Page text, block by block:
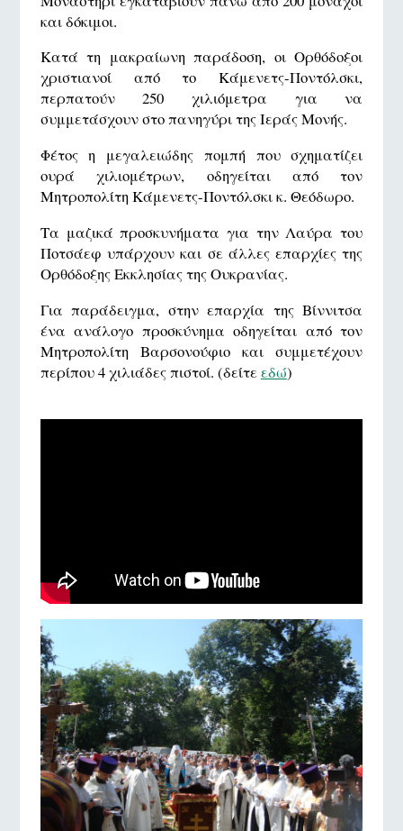
και δόκιμοι.
Κατά τη μακραίωνη παράδοση, οι Ορθόδοξοι
χριστιανοί από το Κάμενετς-Ποντόλσκι,
περπατούν 250 χιλιόμετρα για να
συμμετάσχουν στο πανηγύρι της Ιεράς Μονής.
Φέτος η μεγαλειώδης πομπή που σχηματίζει
ουρά χιλιομέτρων, οδηγείται από τον
Μητροπολίτη Κάμενετς-Ποντόλσκι κ. Θεόδωρο.
Τα μαζικά προσκυνήματα για την Λαύρα του
Ποτσάεφ υπάρχουν και σε άλλες επαρχίες της
Ορθόδοξης Εκκλησίας της Ουκρανίας.
Για παράδειγμα, στην επαρχία της Βίννιτσα
ένα ανάλογο προσκύνημα οδηγείται από τον
Μητροπολίτη Βαρσονούφιο και συμμετέχουν
περίπου 4 χιλιάδες πιστοί. (δείτεεδώ)